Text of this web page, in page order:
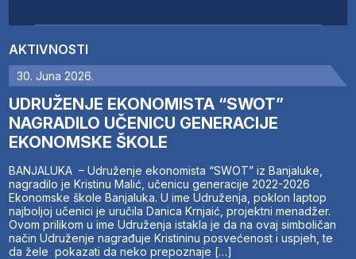
AKTIVNOSTI
30. Juna 2026.
UDRUŽENJE EKONOMISTA “SWOT”
NAGRADILO UČENICU GENERACIJE
EKONOMSKE ŠKOLE
BANJALUKA – Udruženje ekonomista “SWOT” iz Banjaluke,
nagradilo je Kristinu Malić, učenicu generacije 2022-2026
Ekonomske škole Banjaluka. U ime Udruženja, poklon laptop
najboljoj učenici je uručila Danica Krnjaić, projektni menadžer.
Ovom prilikom u ime Udruženja istakla je da na ovaj simboličan
način Udruženje nagrađuje Kristininu posvećenost i uspjeh, te
da žele pokazati da neko prepoznaje […]